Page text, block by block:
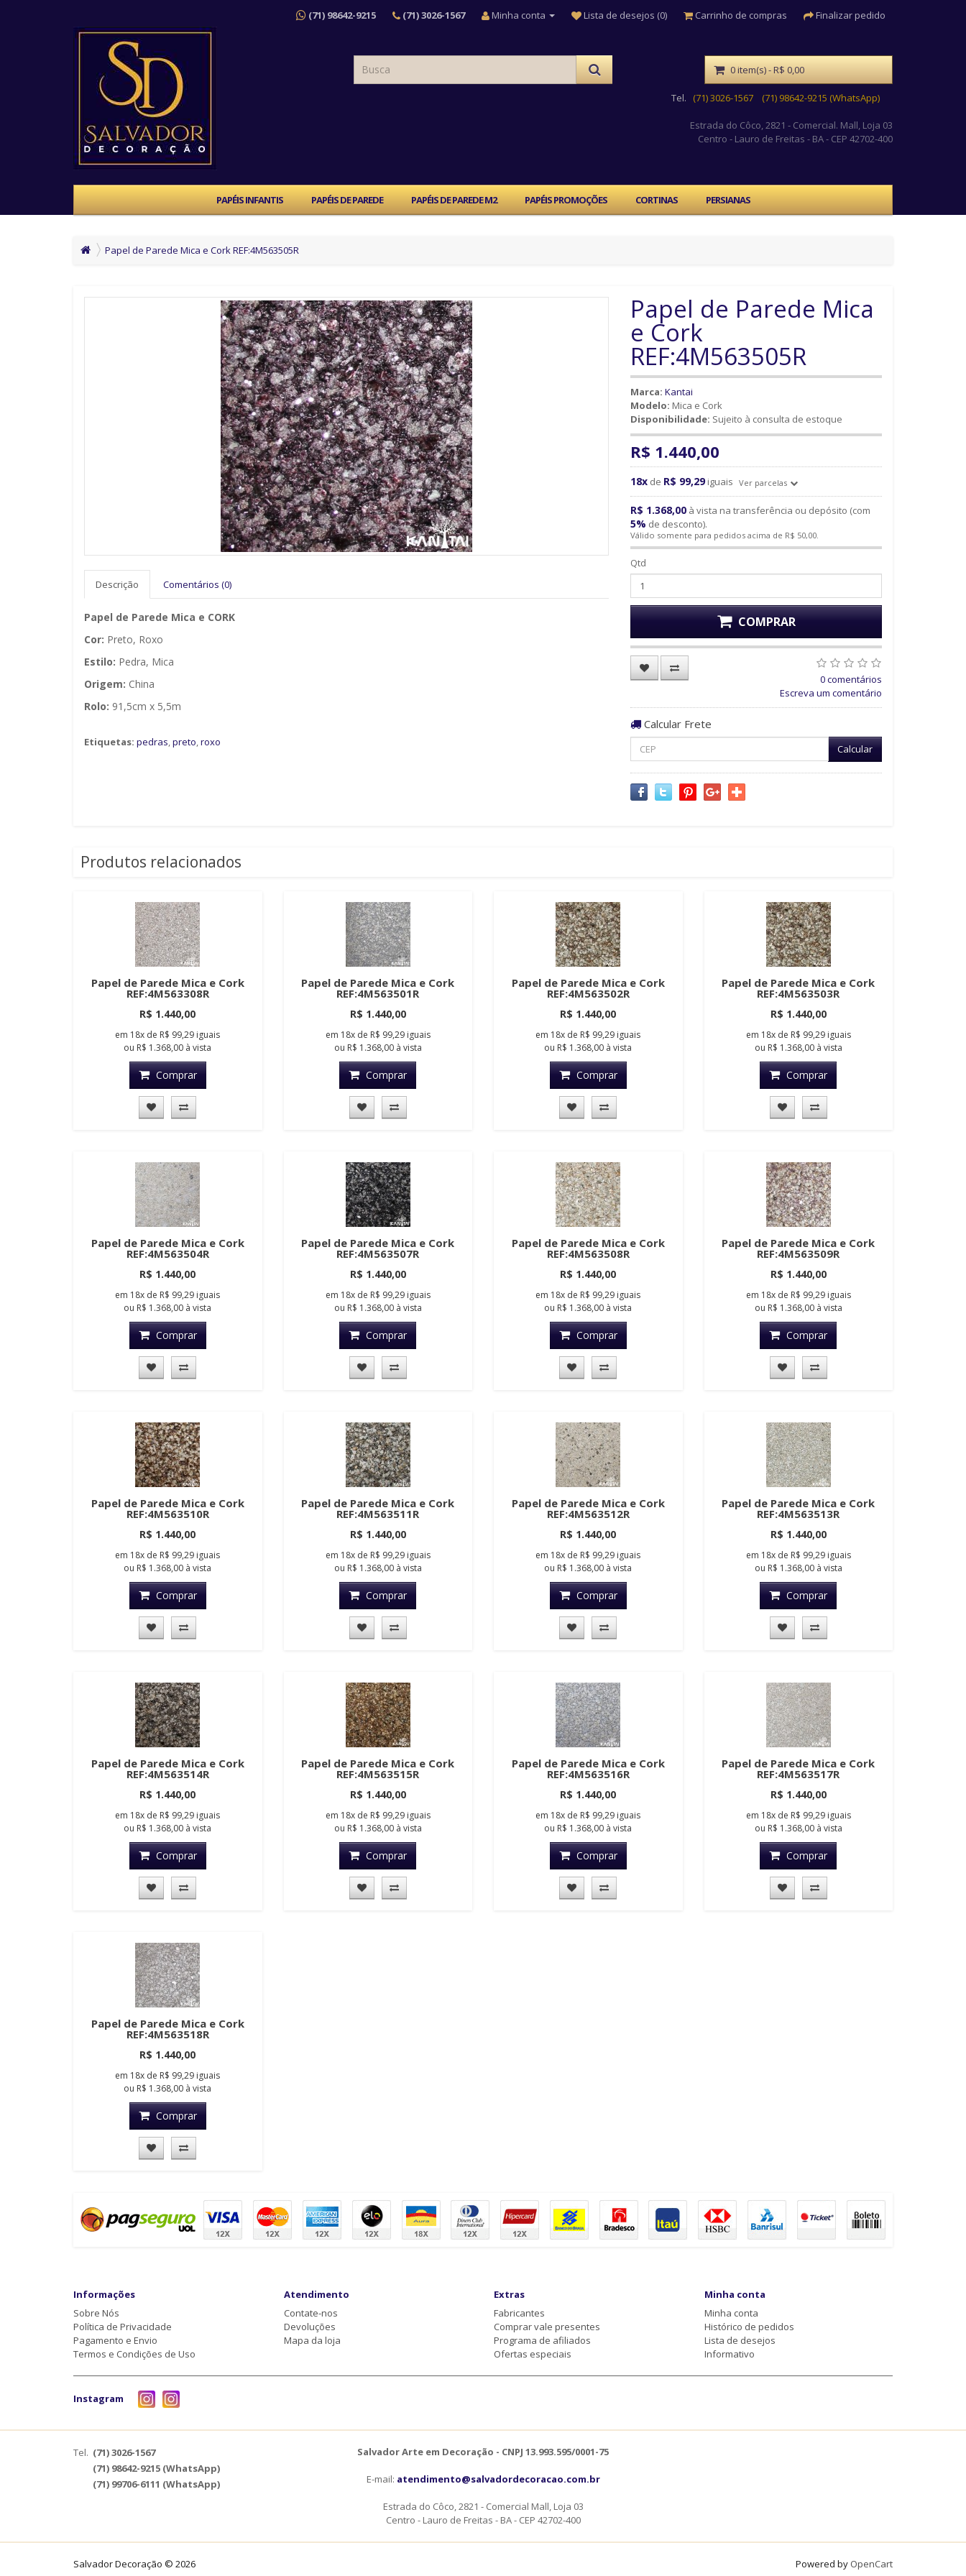
(71) 98642-9215 (71) 3026-1567 Minha conta Lista de desejos (0) Carrinho de compras Finalizar pedido
Tel. (71) 3026-1567 (71) 98642-9215 (WhatsApp)
Estrada do Côco, 2821 - Comercial. Mall, Loja 03
Centro - Lauro de Freitas - BA - CEP 42702-400
0 item(s) - R$ 0,00
PAPÉIS INFANTIS PAPÉIS DE PAREDE PAPÉIS DE PAREDE M2 PAPÉIS PROMOÇÕES CORTINAS PERSIANAS
Papel de Parede Mica e Cork REF:4M563505R
Papel de Parede Mica
e Cork
REF:4M563505R
Marca: Kantai
Modelo: Mica e Cork
Disponibilidade: Sujeito à consulta de estoque
R$ 1.440,00
18x de R$ 99,29 iguais Ver parcelas
R$ 1.368,00 à vista na transferência ou depósito (com
5% de desconto).
Válido somente para pedidos acima de R$ 50,00.
Qtd
COMPRAR
0 comentários
Escreva um comentário
Calcular Frete
Calcular
Descrição Comentários (0)
Papel de Parede Mica e CORK
Cor: Preto, Roxo
Estilo: Pedra, Mica
Origem: China
Rolo: 91,5cm x 5,5m
Etiquetas: pedras,preto,roxo
Produtos relacionados
Papel de Parede Mica e Cork
REF:4M563308R
R$ 1.440,00
em 18x de R$ 99,29 iguais
ou R$ 1.368,00 à vista
Comprar
Papel de Parede Mica e Cork
REF:4M563501R
R$ 1.440,00
em 18xde R$ 99,29 iguais
ou R$ 1.368,00à vista
Comprar
Papel de Parede Mica e Cork
REF:4M563502R
R$ 1.440,00
em 18x de R$ 99,29 iguais
ou R$ 1.368,00 à vista
Comprar
Papel de Parede Mica e Cork
REF:4M563503R
R$ 1.440,00
em 18xde R$ 99,29 iguais
ou R$ 1.368,00à vista
Comprar
Papel de Parede Mica e Cork
REF:4M563504R
R$ 1.440,00
em 18x de R$ 99,29 iguais
ou R$ 1.368,00 à vista
Comprar
Papel de Parede Mica e Cork
REF:4M563507R
R$ 1.440,00
em 18xde R$ 99,29 iguais
ou R$ 1.368,00à vista
Comprar
Papel de Parede Mica e Cork
REF:4M563508R
R$ 1.440,00
em 18x de R$ 99,29 iguais
ou R$ 1.368,00 à vista
Comprar
Papel de Parede Mica e Cork
REF:4M563509R
R$ 1.440,00
em 18xde R$ 99,29 iguais
ou R$ 1.368,00à vista
Comprar
Papel de Parede Mica e Cork
REF:4M563510R
R$ 1.440,00
em 18x de R$ 99,29 iguais
ou R$ 1.368,00 à vista
Comprar
Papel de Parede Mica e Cork
REF:4M563511R
R$ 1.440,00
em 18xde R$ 99,29 iguais
ou R$ 1.368,00à vista
Comprar
Papel de Parede Mica e Cork
REF:4M563512R
R$ 1.440,00
em 18x de R$ 99,29 iguais
ou R$ 1.368,00 à vista
Comprar
Papel de Parede Mica e Cork
REF:4M563513R
R$ 1.440,00
em 18xde R$ 99,29 iguais
ou R$ 1.368,00à vista
Comprar
Papel de Parede Mica e Cork
REF:4M563514R
R$ 1.440,00
em 18x de R$ 99,29 iguais
ou R$ 1.368,00 à vista
Comprar
Papel de Parede Mica e Cork
REF:4M563515R
R$ 1.440,00
em 18xde R$ 99,29 iguais
ou R$ 1.368,00à vista
Comprar
Papel de Parede Mica e Cork
REF:4M563516R
R$ 1.440,00
em 18x de R$ 99,29 iguais
ou R$ 1.368,00 à vista
Comprar
Papel de Parede Mica e Cork
REF:4M563517R
R$ 1.440,00
em 18xde R$ 99,29 iguais
ou R$ 1.368,00à vista
Comprar
Papel de Parede Mica e Cork
REF:4M563518R
R$ 1.440,00
em 18x de R$ 99,29 iguais
ou R$ 1.368,00 à vista
Comprar
Informações
Sobre Nós
Política de Privacidade
Pagamento e Envio
Termos e Condições de Uso
Atendimento
Contate-nos
Devoluções
Mapa da loja
Extras
Fabricantes
Comprar vale presentes
Programa de afiliados
Ofertas especiais
Minha conta
Minha conta
Histórico de pedidos
Lista de desejos
Informativo
Instagram
Tel. (71) 3026-1567
(71) 98642-9215 (WhatsApp)
(71) 99706-6111 (WhatsApp)
Salvador Arte em Decoração - CNPJ 13.993.595/0001-75
E-mail: atendimento@salvadordecoracao.com.br
Estrada do Côco, 2821 - Comercial Mall, Loja 03
Centro - Lauro de Freitas - BA - CEP 42702-400
Salvador Decoração © 2026 Powered by OpenCart